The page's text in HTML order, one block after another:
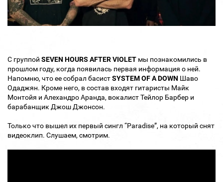
С группой SEVEN HOURS AFTER VIOLET мы познакомились в
прошлом году, когда появилась первая информация о ней.
Напомню, что ее собрал басистSYSTEM OF A DOWN Шаво
Одаджян. Кроме него, в состав входят гитаристы Майк
Монтойя и Алехандро Аранда, вокалист Тейлор Барбер и
барабанщик Джош Джонсон.
Только что вышел их первый сингл “Paradise”, на который снят
видеоклип. Слушаем, смотрим.